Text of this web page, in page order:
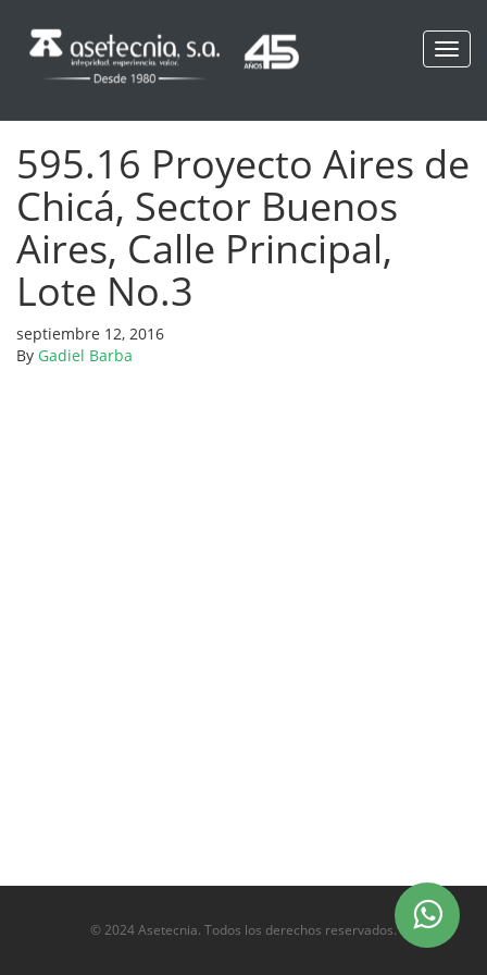
595.16 Proyecto Aires de
Chicá, Sector Buenos
Aires, Calle Principal,
Lote No.3
septiembre 12, 2016
By Gadiel Barba
© 2024 Asetecnia. Todos los derechos reservados.